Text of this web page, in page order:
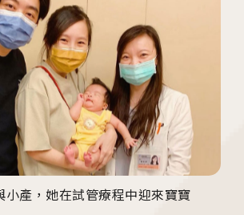
小產，她在試管療程中迎來寶寶